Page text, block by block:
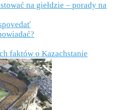
na giełdzie – porady na
faktów o Kazachstanie